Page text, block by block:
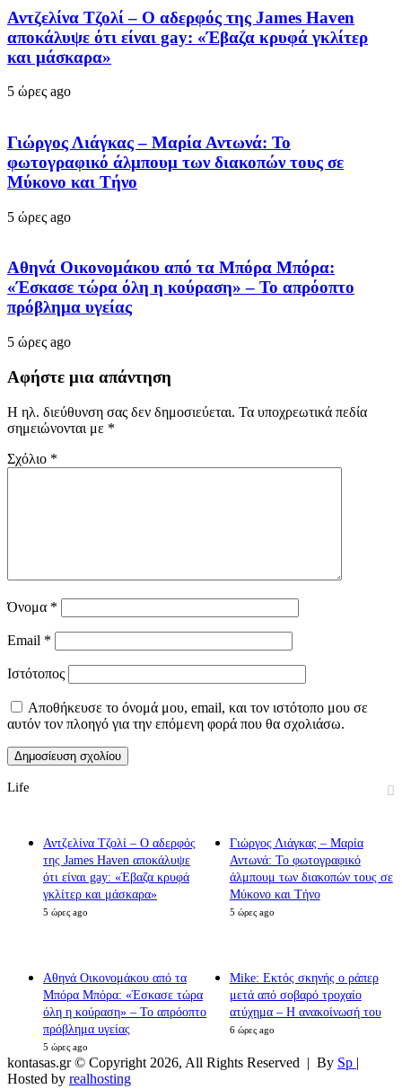
Αντζελίνα Τζολί – Ο αδερφός της James Haven
αποκάλυψε ότι είναι gay: «Έβαζα κρυφά γκλίτερ
και μάσκαρα»
5 ώρες ago
Γιώργος Λιάγκας – Μαρία Αντωνά: Το
φωτογραφικό άλμπουμ των διακοπών τους σε
Μύκονο και Τήνο
5 ώρες ago
Αθηνά Οικονομάκου από τα Μπόρα Μπόρα:
«Έσκασε τώρα όλη η κούραση» – Το απρόοπτο
πρόβλημα υγείας
5 ώρες ago
Αφήστε μια απάντηση
Η ηλ. διεύθυνση σας δεν δημοσιεύεται. Τα υποχρεωτικά πεδία
σημειώνονται με *
Σχόλιο *
Όνομα *
Email *
Ιστότοπος
Αποθήκευσε το όνομά μου, email, και τον ιστότοπο μου σε
αυτόν τον πλοηγό για την επόμενη φορά που θα σχολιάσω.
Life
Αντζελίνα Τζολί – Ο αδερφός
της James Haven αποκάλυψε
ότι είναι gay: «Έβαζα κρυφά
γκλίτερ και μάσκαρα»
5 ώρες ago
Γιώργος Λιάγκας – Μαρία
Αντωνά: Το φωτογραφικό
άλμπουμ των διακοπών τους σε
Μύκονο και Τήνο
5 ώρες ago
Αθηνά Οικονομάκου από τα
Μπόρα Μπόρα: «Έσκασε τώρα
όλη η κούραση» – Το απρόοπτο
πρόβλημα υγείας
5 ώρες ago
Mike: Εκτός σκηνής ο ράπερ
μετά από σοβαρό τροχαίο
ατύχημα – Η ανακοίνωσή του
6 ώρες ago
kontasas.gr © Copyright 2026, All Rights Reserved | By Sp |
Hosted by realhosting